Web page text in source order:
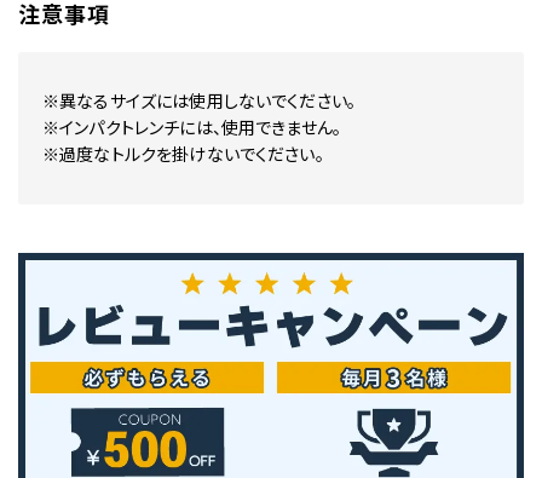
注意事項
※異なるサイズには使用しないでください。
※インパクトレンチには、使用できません。
※過度なトルクを掛けないでください。